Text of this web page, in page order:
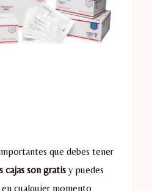
que debes tener
cajas son gratis y puedes
cualquier momento